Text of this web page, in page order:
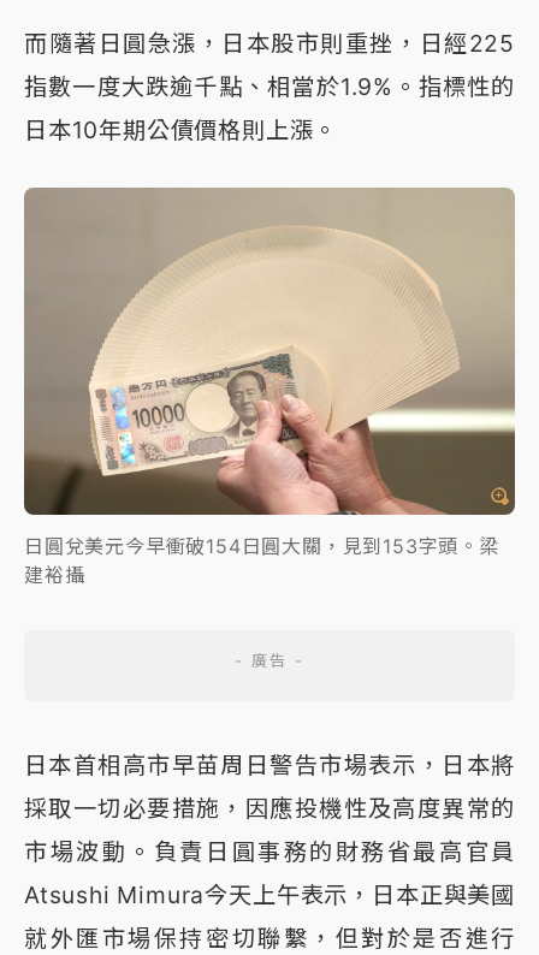
而隨著日圓急漲，日本股市則重挫，日經225
指數一度大跌逾千點、相當於1.9%。指標性的
日本10年期公債價格則上漲。
日圓兌美元今早衝破154日圓大關，見到153字頭。梁
建裕攝
日本首相高市早苗周日警告市場表示，日本將
採取一切必要措施，因應投機性及高度異常的
市場波動。負責日圓事務的財務省最高官員
Atsushi Mimura今天上午表示，日本正與美國
就外匯市場保持密切聯繫，但對於是否進行